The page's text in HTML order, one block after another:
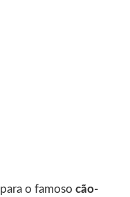
o famoso cão-